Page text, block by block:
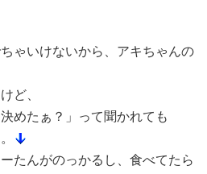
ゃいけないから、アキちゃんの
ど、
めたぁ？」って聞かれても
たんがのっかるし、食べてたら